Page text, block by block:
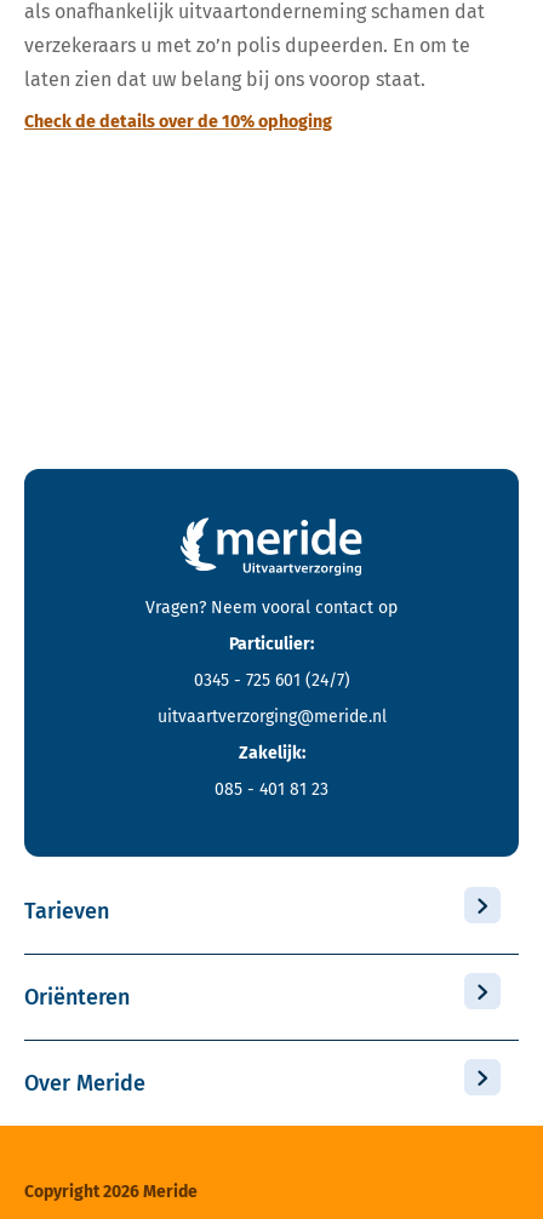
als onafhankelijk uitvaartonderneming schamen dat
verzekeraars u met zo’n polis dupeerden. En om te
laten zien dat uw belang bij ons voorop staat.
Check de details over de 10% ophoging
Contactgegevens en footer menu van Meride
Vragen? Neem vooral contact op
Particulier:
0345 - 725 601 (24/7)
uitvaartverzorging@meride.nl
Zakelijk:
085 - 401 81 23
Tarieven
Oriënteren
Over Meride
Copyright 2026 Meride